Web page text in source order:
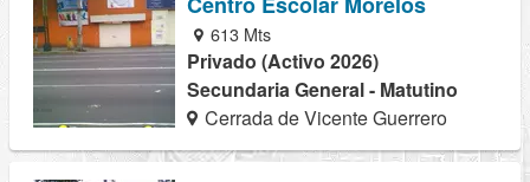
613 Mts
Privado (Activo 2026)
Secundaria General - Matutino
Cerrada de Vicente Guerrero